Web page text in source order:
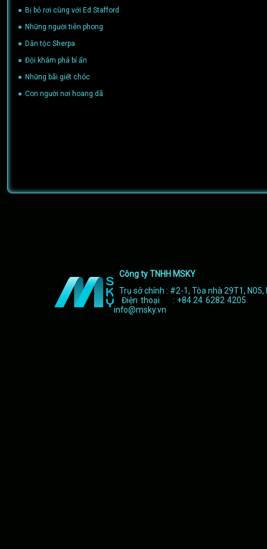
Bị bỏ rơi cùng với Ed Stafford
Những người tiên phong
Dân tộc Sherpa
Đội khám phá bí ẩn
Những bãi giết chóc
Con người nơi hoang dã
Công ty TNHH MSKY
Trụ sở chính : #2-1, Tòa nhà 29T1, N05,
Điện thoại : +84.24 6282 4205
info@msky.vn